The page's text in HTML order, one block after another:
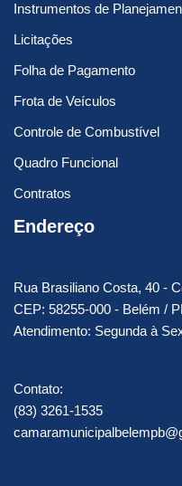
Instrumentos de
Licitações
Folha de Pagamento
Frota de Veículos
Controle de Combustível
Quadro Funcional
Contratos
Endereço
Rua Brasiliano Costa, 40 -
CEP: 58255-000 - Belém /
Atendimento: Segunda à
Contato:
(83) 3261-1535